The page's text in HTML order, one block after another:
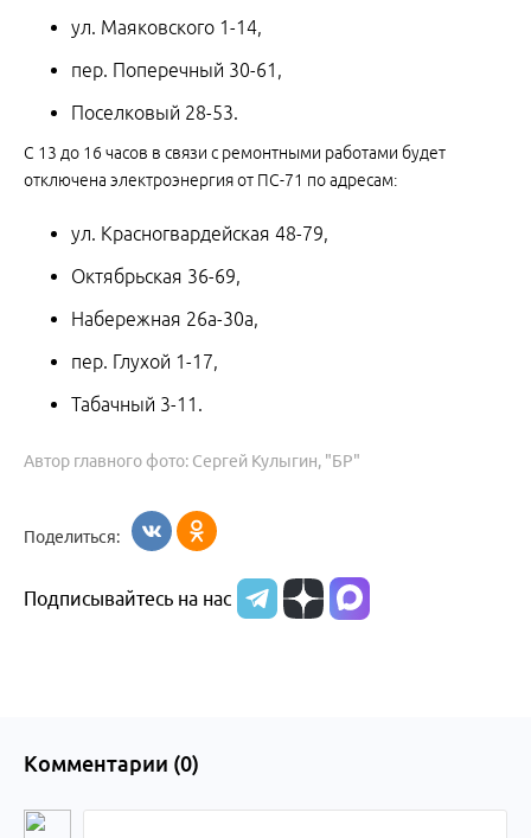
ул. Маяковского 1-14,
пер. Поперечный 30-61,
Поселковый 28-53.
С 13 до 16 часов в связи с ремонтными работами будет
отключена электроэнергия от ПС-71 по адресам:
ул. Красногвардейская 48-79,
Октябрьская 36-69,
Набережная 26а-30а,
пер. Глухой 1-17,
Табачный 3-11.
Автор главного фото: Сергей Кулыгин, "БР"
Поделиться:
Подписывайтесь на нас
Комментарии (0)